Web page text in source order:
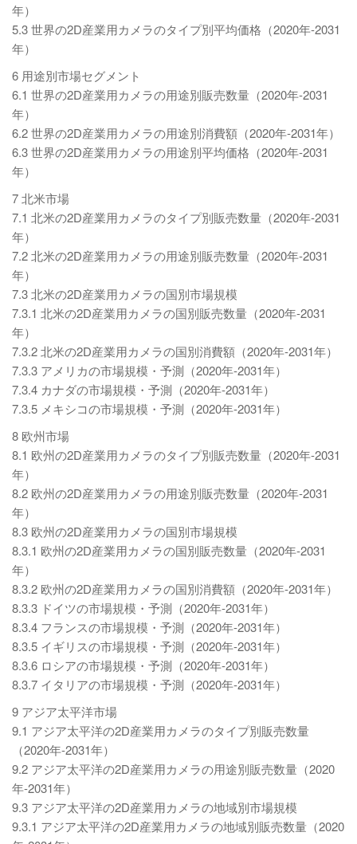
年）
5.3 世界の2D産業用カメラのタイプ別平均価格（2020年-2031
年）
6 用途別市場セグメント
6.1 世界の2D産業用カメラの用途別販売数量（2020年-2031
年）
6.2 世界の2D産業用カメラの用途別消費額（2020年-2031年）
6.3 世界の2D産業用カメラの用途別平均価格（2020年-2031
年）
7 北米市場
7.1 北米の2D産業用カメラのタイプ別販売数量（2020年-2031
年）
7.2 北米の2D産業用カメラの用途別販売数量（2020年-2031
年）
7.3 北米の2D産業用カメラの国別市場規模
7.3.1 北米の2D産業用カメラの国別販売数量（2020年-2031
年）
7.3.2 北米の2D産業用カメラの国別消費額（2020年-2031年）
7.3.3 アメリカの市場規模・予測（2020年-2031年）
7.3.4 カナダの市場規模・予測（2020年-2031年）
7.3.5 メキシコの市場規模・予測（2020年-2031年）
8 欧州市場
8.1 欧州の2D産業用カメラのタイプ別販売数量（2020年-2031
年）
8.2 欧州の2D産業用カメラの用途別販売数量（2020年-2031
年）
8.3 欧州の2D産業用カメラの国別市場規模
8.3.1 欧州の2D産業用カメラの国別販売数量（2020年-2031
年）
8.3.2 欧州の2D産業用カメラの国別消費額（2020年-2031年）
8.3.3 ドイツの市場規模・予測（2020年-2031年）
8.3.4 フランスの市場規模・予測（2020年-2031年）
8.3.5 イギリスの市場規模・予測（2020年-2031年）
8.3.6 ロシアの市場規模・予測（2020年-2031年）
8.3.7 イタリアの市場規模・予測（2020年-2031年）
9 アジア太平洋市場
9.1 アジア太平洋の2D産業用カメラのタイプ別販売数量
（2020年-2031年）
9.2 アジア太平洋の2D産業用カメラの用途別販売数量（2020
年-2031年）
9.3 アジア太平洋の2D産業用カメラの地域別市場規模
9.3.1 アジア太平洋の2D産業用カメラの地域別販売数量（2020